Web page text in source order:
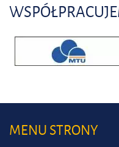
MENU STRONY